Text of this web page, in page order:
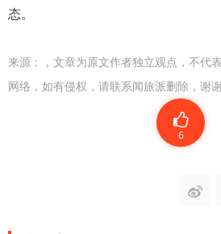
态。
来源：
，文章为原文作者独立观点，不代
网络，如有侵权，请联系闻旅派删除，谢
6